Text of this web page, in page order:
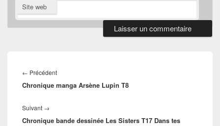
Site web
de
l’article
← PrécédentArticle
précédent :
Chronique manga Arsène Lupin T8
Suivant →
suivant :
Chronique bande dessinée Les Sisters T17 Dans tes